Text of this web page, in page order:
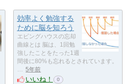
効率よく勉強する
ために脳を知ろう
エビングハウスの忘却
曲線とは 脳は、1回勉
強したことをたった1週
間後に80%も忘れるとされています。
5年前
いいね！ 0